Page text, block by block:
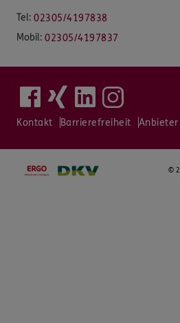
Tel: 02305/4197838
Mobil: 02305/4197837
Kontakt Barrierefreiheit Anbieter
©